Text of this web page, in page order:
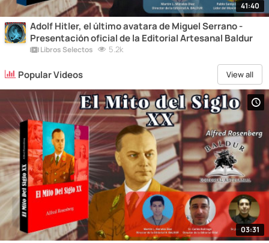
41:40
Adolf Hitler, el último avatara de Miguel Serrano -
Presentación oficial de la Editorial Artesanal Baldur
Libros Selectos 5.2k
Popular Videos View all
03:31